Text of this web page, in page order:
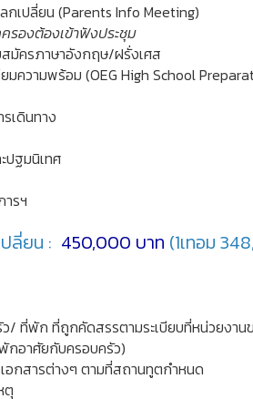
กเปลี่ยน (Parents Info Meeting)
รองต้องเข้าฟังประชุม
สมัครภาษาอังกฤษ/ฝรั่งเศส
มความพร้อม (OEG High School
เดินทาง
ปฐมนิเทศ
รฯ
ลี่ยน : 450,000 บาท (1เทอม
ว/ ที่พัก ที่ถูกคัดสรรตามระเบียบที่หน่วยงา
อาศัยกับครอบครัว)
อกสารต่างๆ ตามที่สถานทูตกำหนด
ตุ